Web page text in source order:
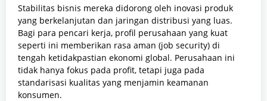
Stabilitas bisnis mereka didorong oleh inovasi produk
yang berkelanjutan dan jaringan distribusi yang luas.
Bagi para pencari kerja, profil perusahaan yang kuat
seperti ini memberikan rasa aman (job security) di
tengah ketidakpastian ekonomi global. Perusahaan ini
tidak hanya fokus pada profit, tetapi juga pada
standarisasi kualitas yang menjamin keamanan
konsumen.